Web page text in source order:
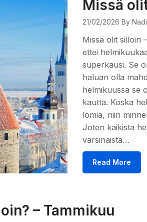
Missä
21/02/2026 By
Missä olit silloin
ettei
superkausi. Se
haluan olla
helmikuussa se
kautta. Koska
lomia, niin
Joten kaikista
varsinaista…
Read More
– Tammikuu